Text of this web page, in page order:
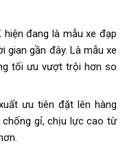
hiện đang là mẫu xe đạp
gần đây. Là mẫu xe
tối ưu vượt trội hơn so
ưu tiên đặt lên hàng
gỉ, chịu lực cao từ